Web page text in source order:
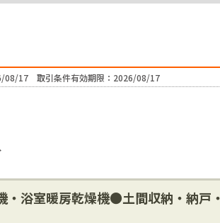
08/17 取引条件有効期限：2026/08/17
浴室暖房乾燥機●土間収納・納戸